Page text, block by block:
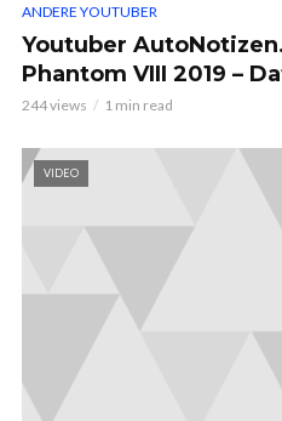
ANDERE YOUTUBER
Youtuber
Phantom VIII 2019 –
244 views 1 min read
VIDEO